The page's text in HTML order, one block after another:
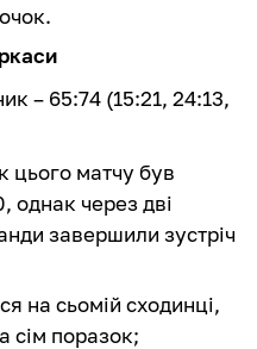
– 65:74 (15:21, 24:13,
цього матчу був
однак через дві
завершили зустріч
на сьомій сходинці,
сім поразок;